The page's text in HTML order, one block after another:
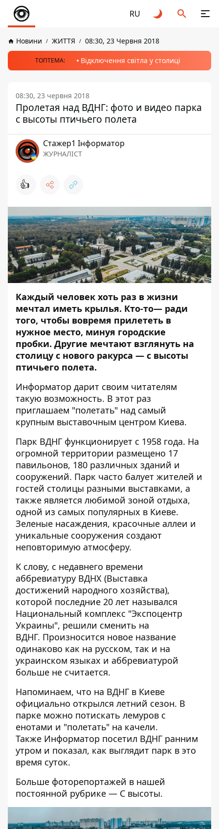
RU
Новини ЖИТТЯ 08:30, 23 Червня 2018
ТОПТЕМА: Відключення світла у столиці
08:30, 23 червня 2018
Пролетая над ВДНГ: фото и видео парка
с высоты птичьего полета
Стажер1 Інформатор
ЖУРНАЛІСТ
👍
Каждый человек хоть раз в жизни
мечтал иметь крылья. Кто-то— ради
того, чтобы вовремя прилететь в
нужное место, минуя городские
пробки. Другие мечтают взглянуть на
столицу с нового ракурса — с высоты
птичьего полета.
Информатор дарит своим читателям
такую возможность. В этот раз
приглашаем "полетать" над самый
крупным выставочным центром Киева.
Парк ВДНГ функционирует с 1958 года. На
огромной территории размещено 17
павильонов, 180 различных зданий и
сооружений. Парк часто балует жителей и
гостей столицы разными выставками, а
также является любимой зоной отдыха,
одной из самых популярных в Киеве.
Зеленые насаждения, красочные аллеи и
уникальные сооружения создают
неповторимую атмосферу.
К слову, с недавнего времени
аббревиатуру ВДНХ (Выставка
достижений народного хозяйства),
которой последние 20 лет назывался
Национальный комплекс "Экспоцентр
Украины", решили сменить на
ВДНГ. Произносится новое название
одинаково как на русском, так и на
украинском языках и аббревиатурой
больше не считается.
Напоминаем, что на ВДНГ в Киеве
официально открылся летний сезон. В
парке можно потискать лемуров с
енотами и "полетать" на качели.
Также Информатор посетил ВДНГ ранним
утром и показал, как выглядит парк в это
время суток.
Больше фоторепортажей в нашей
постоянной рубрике — С высоты.